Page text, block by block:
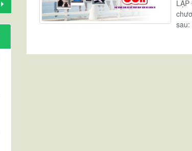
sau: